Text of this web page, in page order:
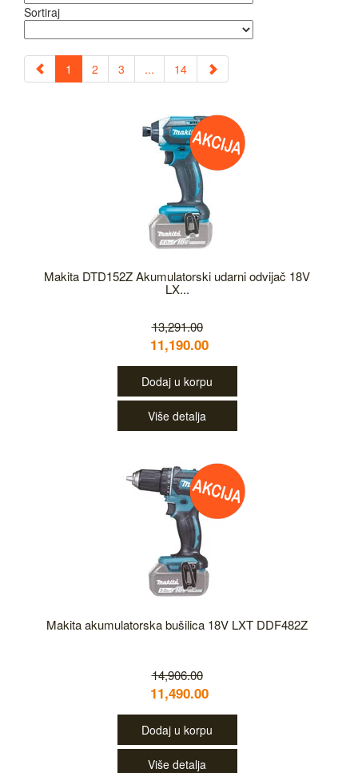
Sortiraj
1 2 3 ... 14
Makita DTD152Z Akumulatorski udarni odvijač 18V
LX...
13,291.00
11,190.00
Dodaj u korpu
Više detalja
Makita akumulatorska bušilica 18V LXT DDF482Z
14,906.00
11,490.00
Dodaj u korpu
Više detalja